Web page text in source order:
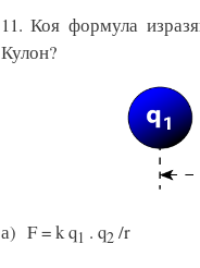
11. Коя формула
Кулон?
а) F = k q1 . q2